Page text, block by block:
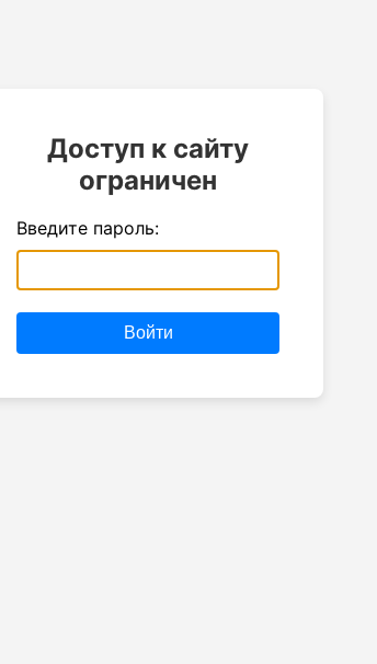
Доступ к сайту
ограничен
Введите пароль:
Войти